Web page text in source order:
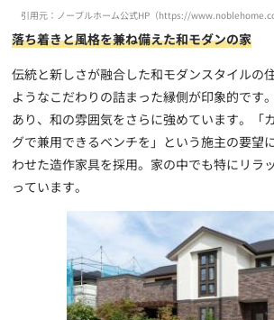
引用元：ノーブルホーム公式HP（https://
落ち着きと風格を兼ね備えた和モダンの家
伝統と新しさが融合した和モダンスタイルの
ようなこだわりの詰まった縁側が印象的です
あり、和の雰囲気をさらに強めています。「
グで兼用できるベンチを」という施主の要望
わせた造作家具を採用。家の中でも特にリラ
っています。